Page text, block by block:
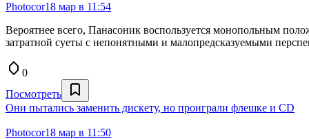
Photocor18 мар в 11:54
Вероятнее всего, Панасоник воспользуется монопольным
затратной суеты с непонятными и малопредсказуемыми
0
Посмотреть
Они пытались заменить дискету, но проиграли флешке и CD
Photocor18 мар в 11:50